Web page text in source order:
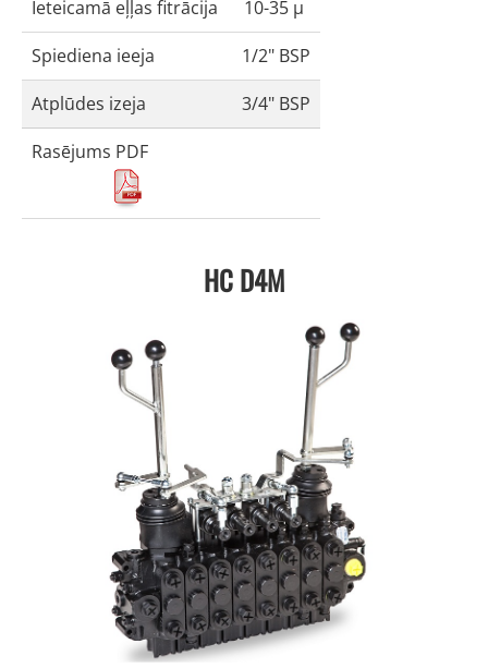
Ieteicamā eļļas fitrācija
10-35 μ
Spiediena ieeja
1/2" BSP
Atplūdes izeja
3/4" BSP
Rasējums PDF
HC D4M